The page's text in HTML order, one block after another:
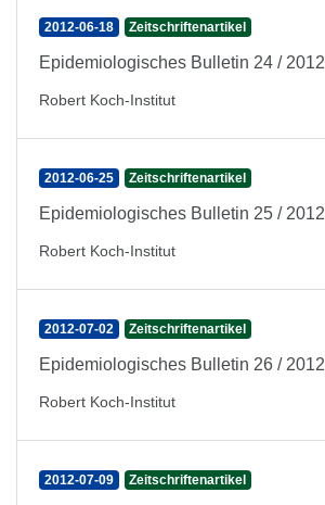
2012-06-18 Zeitschriftenartikel
Epidemiologisches Bulletin 24 / 2012
Robert Koch-Institut
2012-06-25 Zeitschriftenartikel
Epidemiologisches Bulletin 25 / 2012
Robert Koch-Institut
2012-07-02 Zeitschriftenartikel
Epidemiologisches Bulletin 26 / 2012
Robert Koch-Institut
2012-07-09 Zeitschriftenartikel